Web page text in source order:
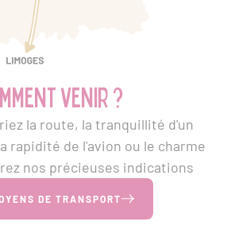
venir ?
la route, la tranquillité d'un
rapidité de l'avion ou le charme
nos précieuses indications
DE TRANSPORT